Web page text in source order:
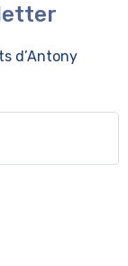
d’Antony